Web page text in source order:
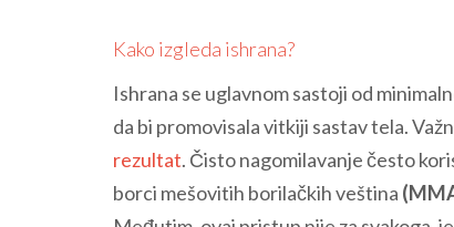
Kako izgleda ishrana?
Ishrana se uglavnom sastoji od
da bi promovisala vitkiji sastav tela.
rezultat. Čisto nagomilavanje često
borci mešovitih borilačkih veština